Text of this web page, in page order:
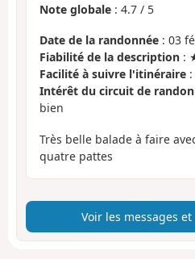
Note globale : 4.7 / 5
Date de la randonnée : 03
Fiabilité de la description :
Facilité à suivre l'itinéraire
Intérêt du circuit de
bien
Très belle balade à faire
quatre pattes
Voir les messages